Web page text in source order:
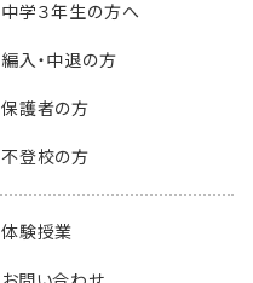
中学３年生の方へ
編入・中退の方
保護者の方
不登校の方
体験授業